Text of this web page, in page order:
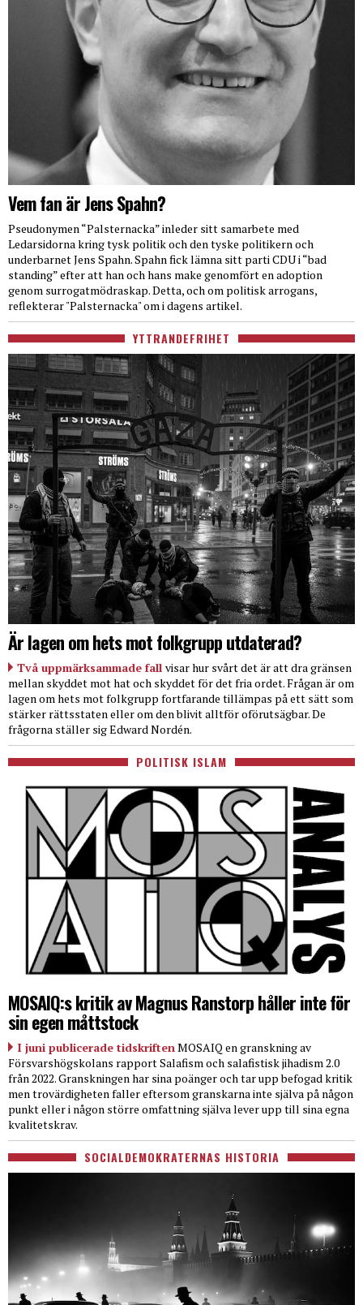
Vem fan är Jens Spahn?
Pseudonymen “Palsternacka” inleder sitt samarbete med
Ledarsidorna kring tysk politik och den tyske politikern och
underbarnet Jens Spahn. Spahn fick lämna sitt parti CDU i “bad
standing” efter att han och hans make genomfört en adoption
genom surrogatmödraskap. Detta, och om politisk arrogans,
reflekterar "Palsternacka" om i dagens artikel.
YTTRANDEFRIHET
Är lagen om hets mot folkgrupp utdaterad?
Två uppmärksammade fall visar hur svårt det är att dra gränsen
mellan skyddet mot hat och skyddet för det fria ordet. Frågan är om
lagen om hets mot folkgrupp fortfarande tillämpas på ett sätt som
stärker rättsstaten eller om den blivit alltför oförutsägbar. De
frågorna ställer sig Edward Nordén.
POLITISK ISLAM
MOSAIQ:s kritik av Magnus Ranstorp håller inte för
sin egen måttstock
I juni publicerade tidskriftenMOSAIQ en granskning av
Försvarshögskolans rapport Salafism och salafistisk jihadism 2.0
från 2022. Granskningen har sina poänger och tar upp befogad kritik
men trovärdigheten faller eftersom granskarna inte själva på någon
punkt eller i någon större omfattning själva lever upp till sina egna
kvalitetskrav.
SOCIALDEMOKRATERNAS HISTORIA